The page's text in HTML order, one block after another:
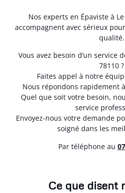
Nos experts en Épaviste à
accompagnent avec sérieux
qualité.
Vous avez besoin d’un service
78110 ?
Faites appel à notre
Nous répondons rapidement
Quel que soit votre besoin,
service
Envoyez-nous votre demande
soigné dans les
Par téléphone au
Ce que disent